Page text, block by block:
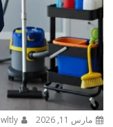
مارس 11, 2026 may eldawltly